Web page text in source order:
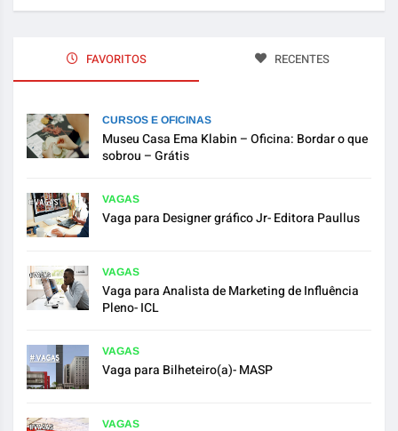
FAVORITOS RECENTES
CURSOS E OFICINAS
Museu Casa Ema Klabin – Oficina: Bordar o que
sobrou – Grátis
VAGAS
Vaga para Designer gráfico Jr- Editora Paullus
VAGAS
Vaga para Analista de Marketing de Influência
Pleno- ICL
VAGAS
Vaga para Bilheteiro(a)- MASP
VAGAS